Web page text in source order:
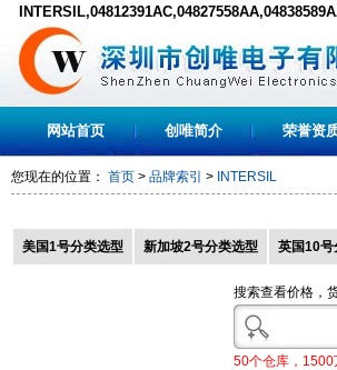
网站首页 创唯简介 荣誉资
您现在的位置： 首页 > 品牌索引 > INTERSIL
美国1号分类选型 新加坡2号分类选型 英国10号
搜索查看价格，
50个仓库，1500